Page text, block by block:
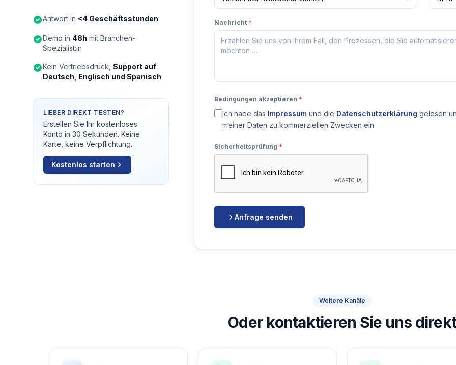
Antwort in <4 Geschäftsstunden
Demo in 48h mit Branchen-
Spezialist:in
Kein Vertriebsdruck, Support auf
Deutsch, Englisch und Spanisch
LIEBER DIREKT TESTEN?
Erstellen Sie Ihr kostenloses
Konto in 30 Sekunden. Keine
Karte, keine Verpflichtung.
Kostenlos starten
Nachricht *
Bedingungen akzeptieren *
Ich habe das Impressumund die Datenschutzerklärung gelesen
meiner Daten zu kommerziellen Zwecken ein
Sicherheitsprüfung *
Anfrage senden
Weitere Kanäle
Oder kontaktieren Sie uns direkt